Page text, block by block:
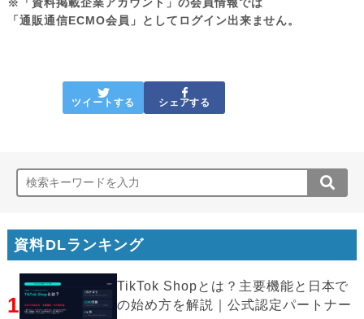
「通販通信ECMO会員」としてログイン出来ません。
ツイートする シェアする
資料DLランキング
1
TikTok Shopとは？主要機能と日本で
の始め方を解説｜公式認定パートナー